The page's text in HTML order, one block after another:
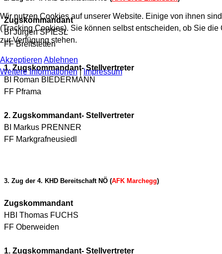
Zugskommandant
BI Jürgen SPIESL
FF Breitstetten
1. Zugskommandant- Stellvertreter
BI Roman BIEDERMANN
FF Pframa
2. Zugskommandant- Stellvertreter
BI Markus PRENNER
FF Markgrafneusiedl
3. Zug der 4. KHD Bereitschaft NÖ (AFK Marchegg)
Zugskommandant
HBI Thomas FUCHS
FF Oberweiden
1. Zugskommandant- Stellvertreter
Wir nutzen Cookies auf unserer Website. Einige von ihnen
(Tracking Cookies). Sie können selbst entscheiden, ob Sie
zur Verfügung stehen.
Akzeptieren Ablehnen
Weitere Informationen|Impressum